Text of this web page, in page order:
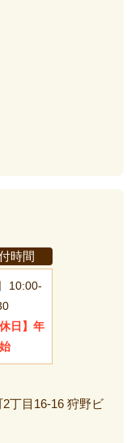
時間
10:00-
日】 年
丁目16-16 狩野ビ